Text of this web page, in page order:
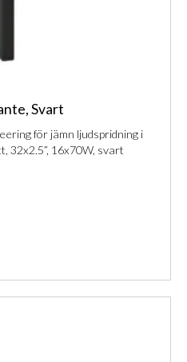
Svart
för jämn ljudspridning i
32x2.5”, 16x70W, svart